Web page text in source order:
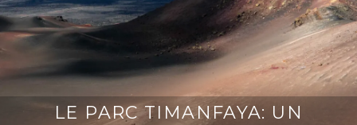
LE PARC TIMANFAYA: UN